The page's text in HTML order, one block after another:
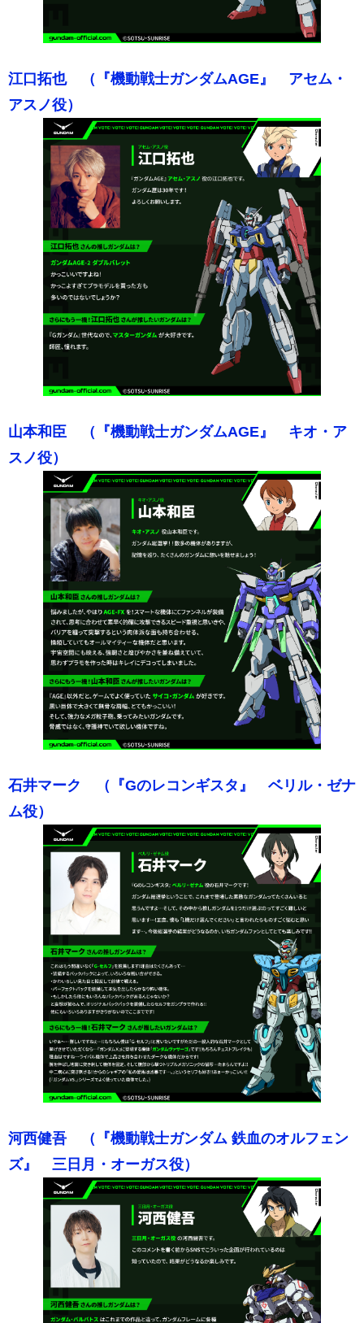
江口拓也 （『機動戦士ガンダムAGE』 アセム・
アスノ役）
山本和臣 （『機動戦士ガンダムAGE』 キオ・ア
スノ役）
石井マーク （『Gのレコンギスタ』 ベリル・ゼナ
ム役）
河西健吾 （『機動戦士ガンダム 鉄血のオルフェン
ズ』 三日月・オーガス役）